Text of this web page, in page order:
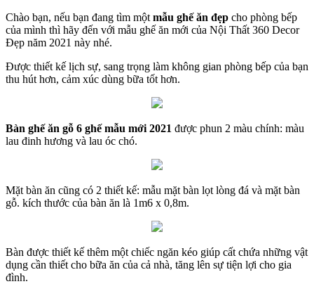
Chào bạn, nếu bạn đang tìm một mẫu ghế ăn đẹp cho phòng bếp
của mình thì hãy đến với mẫu ghế ăn mới của Nội Thất 360 Decor
Đẹp năm 2021 này nhé.
Được thiết kế lịch sự, sang trọng làm không gian phòng bếp của bạn
thu hút hơn, cảm xúc dùng bữa tốt hơn.
Bàn ghế ăn gỗ 6 ghế mẫu mới 2021 được phun 2 màu chính: màu
lau đinh hương và lau óc chó.
Mặt bàn ăn cũng có 2 thiết kế: mẫu mặt bàn lọt lòng đá và mặt bàn
gỗ. kích thước của bàn ăn là 1m6 x 0,8m.
Bàn được thiết kế thêm một chiếc ngăn kéo giúp cất chứa những vật
dụng cần thiết cho bữa ăn của cả nhà, tăng lên sự tiện lợi cho gia
đình.